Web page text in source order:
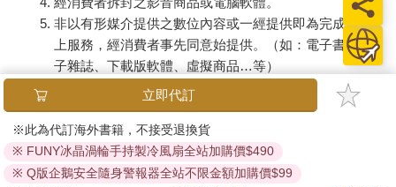
非以有形媒介提供之數位內容或一經提供即為完成之線
上服務，經消費者事先同意始提供。（如：電子書、電
子雜誌、下載版軟體、虛擬商品…等）
已拆封之個人衛生用品。（如：內衣褲、刮鬍刀、除毛
若非上列種類商品，均享有到貨7天的猶豫期（含例假
日）。
辦理退換貨時，商品（組合商品恕無法接受單獨退貨）必須
立即代訂
※此為代訂海外書籍，不接受退換貨
※ FUNY冰晶渦輪手持製冷風扇全站加購價$490
※ Q版企鵝安全隨身警報器全站不限金額加購價$99